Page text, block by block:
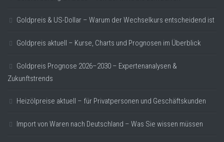
Goldpreis & US-Dollar – Warum der Wechselkurs entscheidend ist
Goldpreis aktuell – Kurse, Charts und Prognosen im Überblick
Goldpreis Prognose 2026–2030 – Expertenanalysen &
Zukunftstrends
Heizölpreise aktuell – für Privatpersonen und Geschäftskunden
Import von Waren nach Deutschland – Was Sie wissen müssen